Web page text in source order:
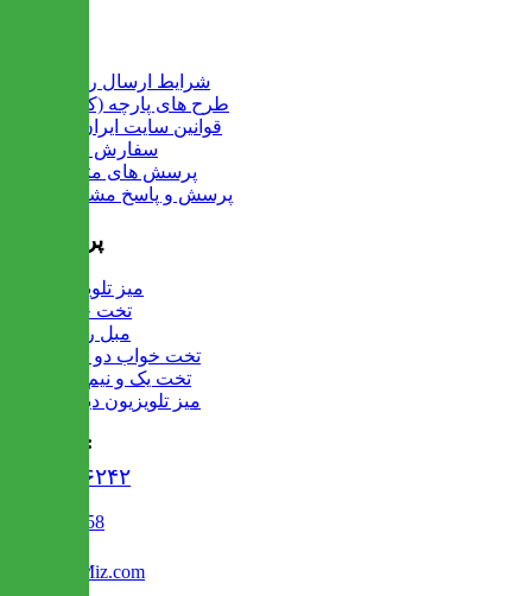
شرایط ارسال رایگان
طرح های پارچه (کالیته)
قوانین سایت ایران میز
سفارش عمده
پرسش های متداول
پرسش و پاسخ مشتریان
پرفروش ها
میز تلویزیون
تخت خواب
مبل راحتی
تخت خواب دو طبقه
تخت یک و نیم نفره
میز تلویزیون دیواری
تماس با ما :
۰۲۱۹۱۳۰۶۲۴۲
02122509458
Info@IranMiz.com